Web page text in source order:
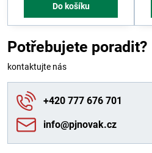
Do košíku
Potřebujete poradit?
kontaktujte nás
+420 777 676 701
info​@pjnovak​.cz